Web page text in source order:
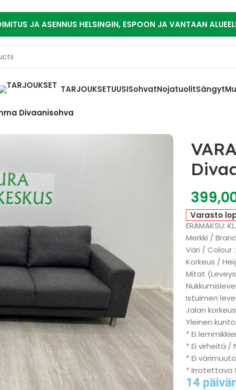
JA ASENNUS HELSINGIN, ESPOON JA VANTAAN
TARJOUKSETUUSISohvatNojatuolitSängyt
Divaanisohva
Varasto
ERÄMAKSU:
Merkki /
Väri / Colour
Korkeus /
Mitat
Istuimen
Jalan
Yleinen
* Ei
* Ei virheitä /
* Ei
* Irrotettava
14